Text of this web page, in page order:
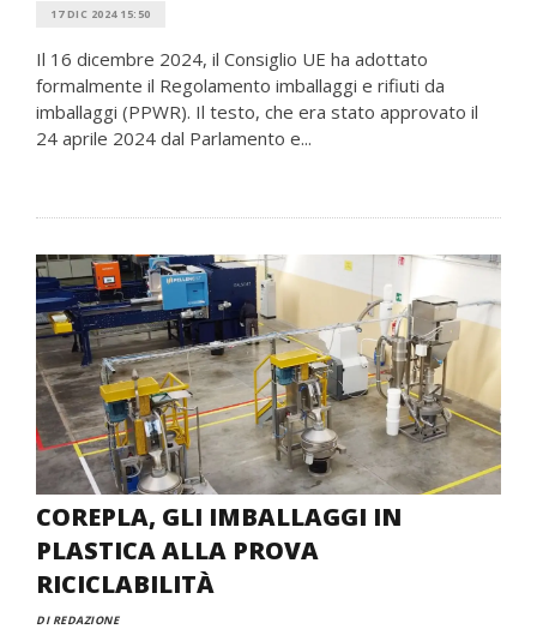
17 DIC 2024 15:50
Il 16 dicembre 2024, il Consiglio UE ha adottato
formalmente il Regolamento imballaggi e rifiuti da
imballaggi (PPWR). Il testo, che era stato approvato il ​​
24 aprile 2024 dal Parlamento e...
COREPLA, GLI IMBALLAGGI IN
PLASTICA ALLA PROVA
RICICLABILITÀ
DI REDAZIONE